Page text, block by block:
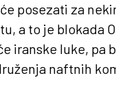
posezati za
a to je blokada
iranske luke, pa
naftnih